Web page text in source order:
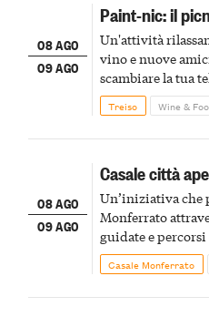
08 AGO
09 AGO
Paint-nic: il
Un'attività
vino e nuove
scambiare la tua
Treiso Wine &
08 AGO
09 AGO
Casale città
Un’iniziativa che
Monferrato
guidate e
Casale Monferrato